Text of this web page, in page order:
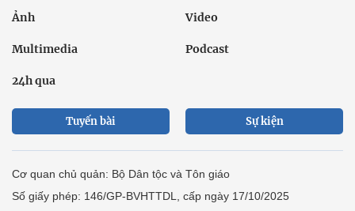
Ảnh Video
Multimedia Podcast
24h qua
Tuyến bài Sự kiện
Cơ quan chủ quản: Bộ Dân tộc và Tôn giáo
Số giấy phép: 146/GP-BVHTTDL, cấp ngày 17/10/2025